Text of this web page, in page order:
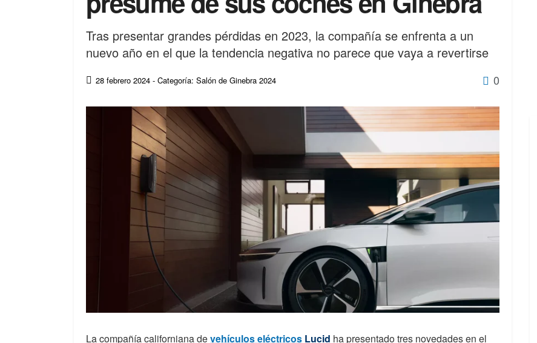
Tras presentar grandes pérdidas en 2023, la compañía se enfrenta a un
nuevo año en el que la tendencia negativa no parece que vaya a revertirse
28 febrero 2024 - Categoría: Salón de Ginebra 2024 0
La compañía californiana devehículos eléctricos Lucid ha presentado tres novedades en el